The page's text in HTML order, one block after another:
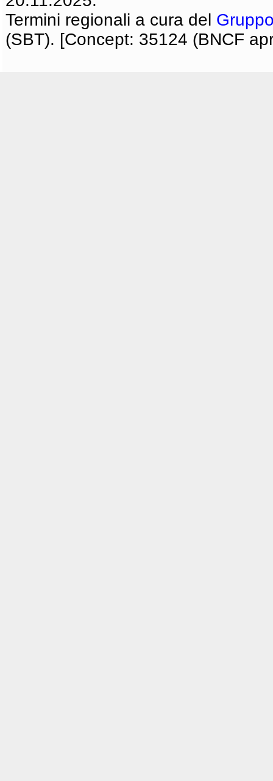
Termini regionali a cura del
(SBT). [Concept: 35124 (BNCF